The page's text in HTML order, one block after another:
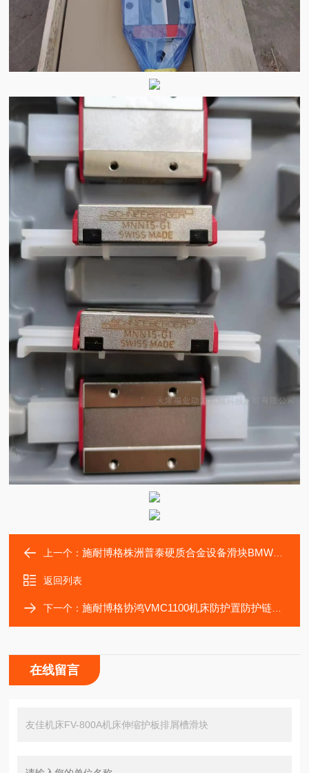
上一个：施耐博格株洲普泰硬质合金设备滑块BMW30LG2-V3轴承
返回列表
下一个：施耐博格协鸿VMC1100机床防护置防护链节能环保滑块
在线留言